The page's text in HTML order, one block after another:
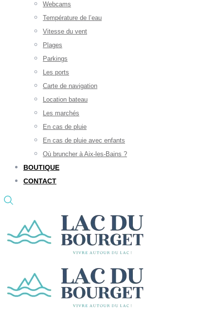
Webcams
Température de l’eau
Vitesse du vent
Plages
Parkings
Les ports
Carte de navigation
Location bateau
Les marchés
En cas de pluie
En cas de pluie avec enfants
Où bruncher à Aix-les-Bains ?
BOUTIQUE
CONTACT